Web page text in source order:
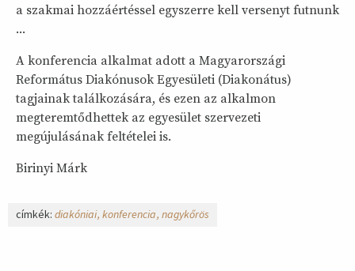
a szakmai hozzáértéssel egyszerre kell versenyt futnunk
...
A konferencia alkalmat adott a Magyarországi
Református Diakónusok Egyesületi (Diakonátus)
tagjainak találkozására, és ezen az alkalmon
megteremtődhettek az egyesület szervezeti
megújulásának feltételei is.
Birinyi Márk
címkék: diakóniai konferencia nagykőrös